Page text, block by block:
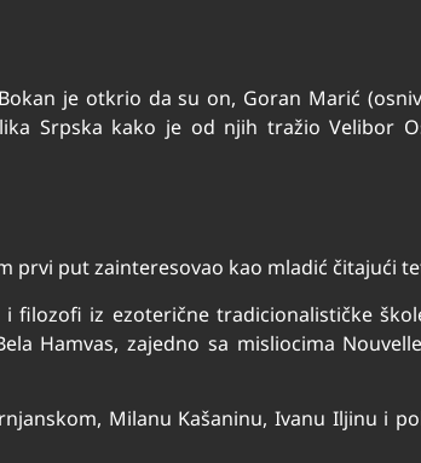
je otkrio da su on, Goran Marić
Srpska kako je od njih tražio Velibor
prvi put zainteresovao kao mladić čitajući
iz ezoterične tradicionalističke
Hamvas, zajedno sa misliocima
Milanu Kašaninu, Ivanu Iljinu i